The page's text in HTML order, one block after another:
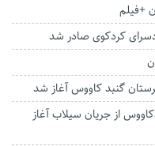
+فیلم
کردکوی صادر شد
گنبد کاووس آغاز شد
از جریان سیلاب آغاز